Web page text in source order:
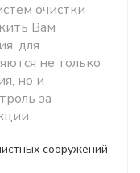
очистки
Вам
для
не только
но и
за
сооружений